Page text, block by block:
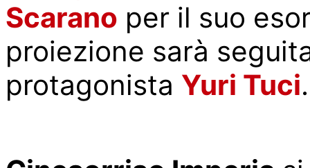
Scarano per il suo
proiezione sarà
protagonista Yuri Tuci.